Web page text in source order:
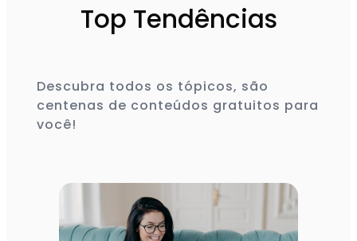
Top Tendências
Descubra todos os tópicos, são
centenas de conteúdos gratuitos para
você!